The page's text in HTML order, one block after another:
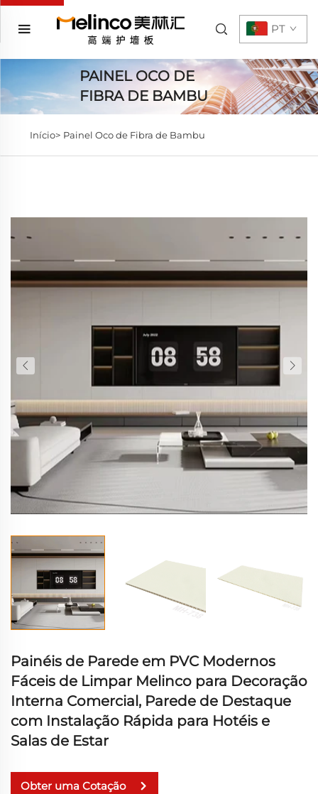
PT
PAINEL OCO DE
FIBRA DE BAMBU
Início> Painel Oco de Fibra de Bambu
Painéis de Parede em PVC Modernos
Fáceis de Limpar Melinco para Decoração
Interna Comercial, Parede de Destaque
com Instalação Rápida para Hotéis e
Salas de Estar
Obter uma Cotação